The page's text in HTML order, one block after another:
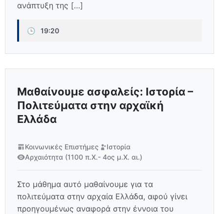
ανάπτυξη της […]
🕒 19:20
Μαθαίνουμε ασφαλείς: Ιστορία –
Πολιτεύματα στην αρχαϊκή
Ελλάδα
Κοινωνικές Επιστήμες
Ιστορία
Αρχαιότητα (1100 π.Χ.- 4ος μ.Χ. αι.)
Στο μάθημα αυτό μαθαίνουμε για τα
πολιτεύματα στην αρχαία Ελλάδα, αφού γίνει
προηγουμένως αναφορά στην έννοια του